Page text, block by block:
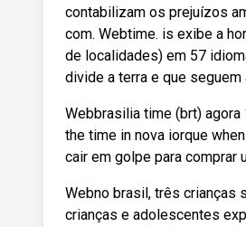
contabilizam os prejuízos
com. Webtime. is exibe a
de localidades) em 57
divide a terra e que
Webbrasilia time (brt) agora
the time in nova iorque
cair em golpe para comprar
Webno brasil, três crianças
crianças e adolescentes